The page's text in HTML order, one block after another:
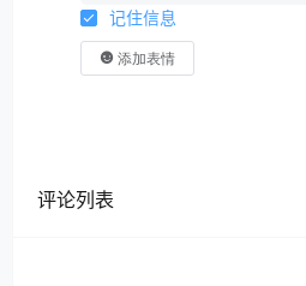
记住信息
添加表情
评论列表